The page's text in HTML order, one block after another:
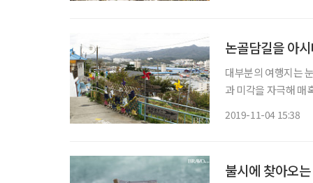
논골담길을 아
대부분의 여행지는
과 미각을 자극해 매
2019-11-04 15:38
불시에 찾아오